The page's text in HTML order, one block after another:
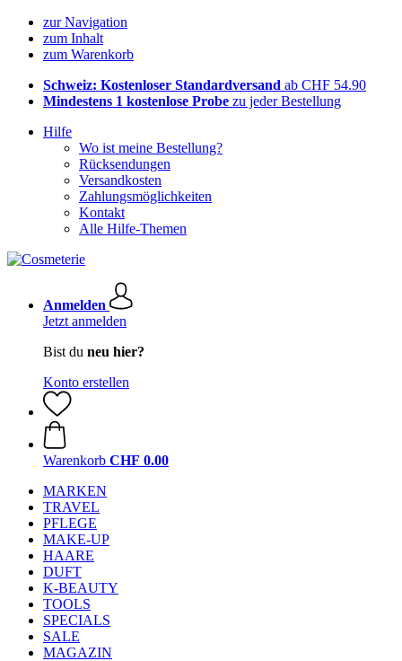
zur Navigation
zum Inhalt
zum Warenkorb
Schweiz: Kostenloser Standardversand ab CHF 54.90
Mindestens 1 kostenlose Probe zu jeder Bestellung
Hilfe
Wo ist meine Bestellung?
Rücksendungen
Versandkosten
Zahlungsmöglichkeiten
Kontakt
Alle Hilfe-Themen
Anmelden
Jetzt anmelden
Bist du neu hier?
Konto erstellen
Warenkorb CHF 0.00
MARKEN
TRAVEL
PFLEGE
MAKE-UP
HAARE
DUFT
K-BEAUTY
TOOLS
SPECIALS
SALE
MAGAZIN